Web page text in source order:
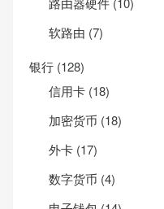
软路由 (7)
银行 (128)
信用卡 (18)
加密货币 (18)
外卡 (17)
数字货币 (4)